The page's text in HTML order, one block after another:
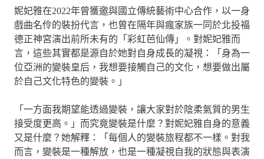
妮妃雅在2022年曾獲邀與國立傳統藝術中心合作，以一身
戲曲名伶的裝扮代言，也曾在隔年與瘋家族一同於北投福
德正神宮演出前所未有的「彩虹芭仙傳」。對妮妃雅而
言，這些其實都是源自於她對自身成長的凝視：「身為一
位亞洲的變裝皇后，我想要接觸自己的文化，想要做出屬
於自己文化特色的變裝。」
「一方面我期望能透過變裝，讓大家對於陰柔氣質的男生
接受度更高。」而究竟變裝是什麼？對妮妃雅自身的意義
又是什麼？她解釋：「每個人的變裝旅程都不一樣。對我
而言，變裝是一種解放，也是一種凝視自我的狀態與表演